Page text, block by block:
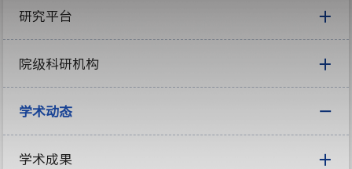
研究平台
院级科研机构
学术动态
学术成果